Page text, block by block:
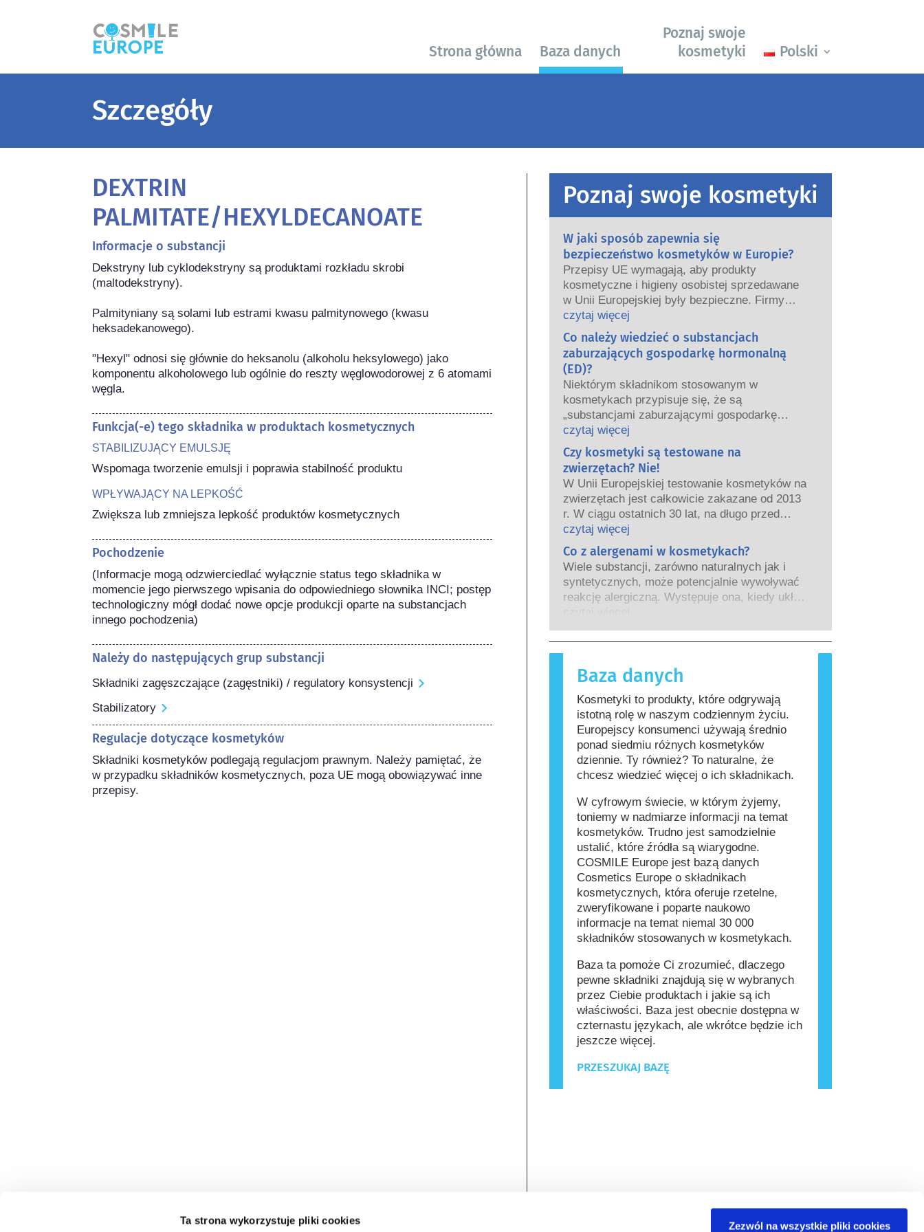
Ta strona wykorzystuje pliki cookies Zezwól na wszystkie pliki cookies
Strona główna Baza danych
Poznaj swoje
kosmetyki
Polski
Szczegóły
DEXTRIN
PALMITATE/HEXYLDECANOATE
Informacje o substancji
Dekstryny lub cyklodekstryny są produktami rozkładu skrobi
(maltodekstryny).
Palmityniany są solami lub estrami kwasu palmitynowego (kwasu
heksadekanowego).
"Hexyl" odnosi się głównie do heksanolu (alkoholu heksylowego) jako
komponentu alkoholowego lub ogólnie do reszty węglowodorowej z 6 atomami
węgla.
Funkcja(-e) tego składnika w produktach kosmetycznych
STABILIZUJĄCY EMULSJĘ
Wspomaga tworzenie emulsji i poprawia stabilność produktu
WPŁYWAJĄCY NA LEPKOŚĆ
Zwiększa lub zmniejsza lepkość produktów kosmetycznych
Pochodzenie
(Informacje mogą odzwierciedlać wyłącznie status tego składnika w
momencie jego pierwszego wpisania do odpowiedniego słownika INCI; postęp
technologiczny mógł dodać nowe opcje produkcji oparte na substancjach
innego pochodzenia)
Należy do następujących grup substancji
Składniki zagęszczające (zagęstniki) / regulatory konsystencji
Stabilizatory
Regulacje dotyczące kosmetyków
Składniki kosmetyków podlegają regulacjom prawnym. Należy pamiętać, że
w przypadku składników kosmetycznych, poza UE mogą obowiązywać inne
przepisy.
Poznaj swoje kosmetyki
W jaki sposób zapewnia się
bezpieczeństwo kosmetyków w Europie?
Przepisy UE wymagają, aby produkty
kosmetyczne i higieny osobistej sprzedawane
w Unii Europejskiej były bezpieczne. Firmy
oraz krajowe i europejskie organy regulacyjne
wspólnie ponoszą odpowiedzialność za
bezpieczeństwo produktów kosmetycznych.
czytaj więcej
Co należy wiedzieć o substancjach
zaburzających gospodarkę hormonalną
(ED)?
Niektórym składnikom stosowanym w
kosmetykach przypisuje się, że są
„substancjami zaburzającymi gospodarkę
hormonalną”, ponieważ mogą naśladować
niektóre właściwości naszych hormonów.
Tylko dlatego, że coś może naśladować
hormon, nie oznacza to, że zakłóci prawidłowe
funkcjonowanie układu hormonalnego.
Wiele substancji, w tym te naturalne, naśladuje
hormony. Bardzo niewiele substancji jednak, a
są to głównie leki o silnym działaniu, ma
potwierdzone działanie powodujące zaburzenia
układu hormonalnego.
Rygorystyczne oceny bezpieczeństwa
produktów przeprowadzane przez
wykwalifikowanych ekspertów naukowych, do
zobowiązane, obejmują wszystkie potencjalne
zagrożenia, w tym potencjalne zaburzenia
funkcjonowania układu hormonalnego.
czytaj więcej
Czy kosmetyki są testowane na
zwierzętach? Nie!
W Unii Europejskiej testowanie kosmetyków na
zwierzętach jest całkowicie zakazane od 2013
r. W ciągu ostatnich 30 lat, na długo przed
wprowadzeniem zakazu, przemysł
kosmetyczny inwestował w badania i rozwój,
tak aby stworzyć pionierskie alternatywy dla
testowania na zwierzętach w celu oceny
bezpieczeństwa składników i produktów
kosmetycznych.
czytaj więcej
Co z alergenami w kosmetykach?
Wiele substancji, zarówno naturalnych jak i
syntetycznych, może potencjalnie wywoływać
reakcję alergiczną. Występuje ona, kiedy układ
odpornościowy danej osoby zareaguje na
nieszkodliwe. Substancja, która powoduje
reakcję alergiczną nazywana jest alergenem.
Kosmetyki i produkty do pielęgnacji ciała mogą
zawierać składniki, które dla niektórych osób
mogą okazać się alergizujące. Nie oznacza to
jednak, że produkt nie jest bezpieczny dla
innych.
czytaj więcej
Baza danych
Kosmetyki to produkty, które odgrywają
istotną rolę w naszym codziennym życiu.
Europejscy konsumenci używają średnio
ponad siedmiu różnych kosmetyków
dziennie. Ty również? To naturalne, że
chcesz wiedzieć więcej o ich składnikach.
W cyfrowym świecie, w którym żyjemy,
toniemy w nadmiarze informacji na temat
kosmetyków. Trudno jest samodzielnie
ustalić, które źródła są wiarygodne.
COSMILE Europe jest bazą danych
Cosmetics Europe o składnikach
kosmetycznych, która oferuje rzetelne,
zweryfikowane i poparte naukowo
informacje na temat niemal 30 000
składników stosowanych w kosmetykach.
Baza ta pomoże Ci zrozumieć, dlaczego
pewne składniki znajdują się w wybranych
przez Ciebie produktach i jakie są ich
właściwości. Baza jest obecnie dostępna w
czternastu językach, ale wkrótce będzie ich
jeszcze więcej.
PRZESZUKAJ BAZĘ